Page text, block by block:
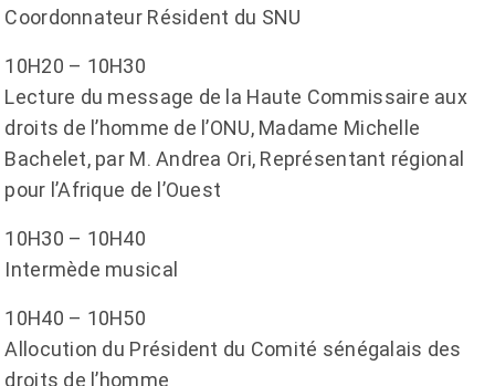
Coordonnateur Résident du SNU
10H20 – 10H30
Lecture du message de la Haute Commissaire aux
droits de l’homme de l’ONU, Madame Michelle
Bachelet, par M. Andrea Ori, Représentant régional
pour l’Afrique de l’Ouest
10H30 – 10H40
Intermède musical
10H40 – 10H50
Allocution du Président du Comité sénégalais des
droits de l’homme